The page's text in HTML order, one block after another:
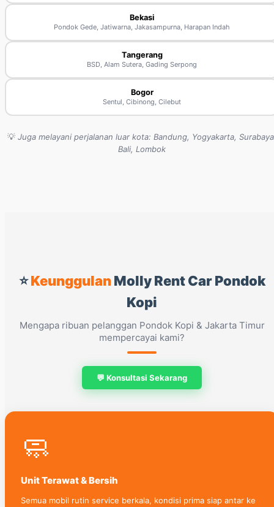
Bekasi
Pondok Gede, Jatiwarna, Jakasampurna, Harapan Indah
Tangerang
BSD, Alam Sutera, Gading Serpong
Bogor
Sentul, Cibinong, Cilebut
💡 Juga melayani perjalanan luar kota: Bandung, Yogyakarta,
Bali, Lombok
⭐KeunggulanMolly Rent Car Pondok
Kopi
Mengapa ribuan pelanggan Pondok Kopi & Jakarta Timur
mempercayai kami?
💬 Konsultasi Sekarang
🧼
Unit Terawat & Bersih
Semua mobil rutin service berkala, kondisi prima siap antar ke